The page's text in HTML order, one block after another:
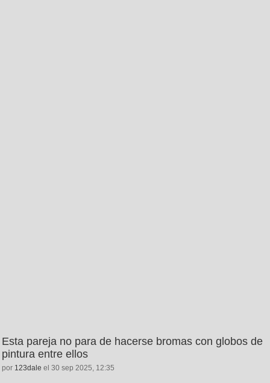
Esta pareja no para de hacerse bromas con globos de
pintura entre ellos
por 123dale el 30 sep 2025, 12:35